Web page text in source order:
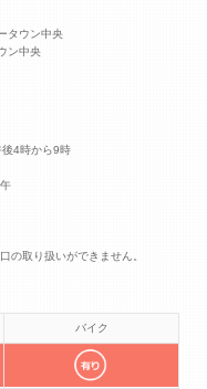
タウン中央
ン中央
4時から9時
の取り扱いができません。
バイク